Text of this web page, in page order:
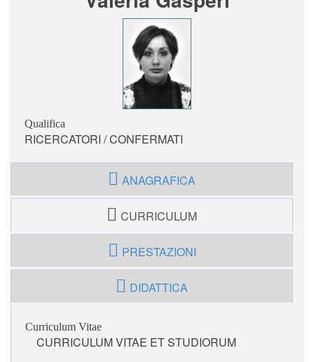
Qualifica
RICERCATORI / CONFERMATI
ANAGRAFICA
CURRICULUM
PRESTAZIONI
DIDATTICA
Curriculum Vitae
CURRICULUM VITAE ET STUDIORUM